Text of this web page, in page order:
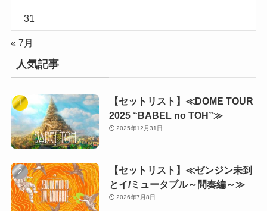
31
« 7月
人気記事
【セットリスト】≪DOME TOUR
2025 “BABEL no TOH”≫
2025年12月31日
【セットリスト】≪ゼンジン未到
とイ/ミュータブル～間奏編～≫
2026年7月8日